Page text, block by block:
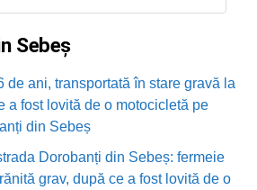
Sebeș
de ani, transportată în stare gravă la
a fost lovită de o motocicletă pe
din Sebeș
Dorobanți din Sebeș: fermeie
grav, după ce a fost lovită de o